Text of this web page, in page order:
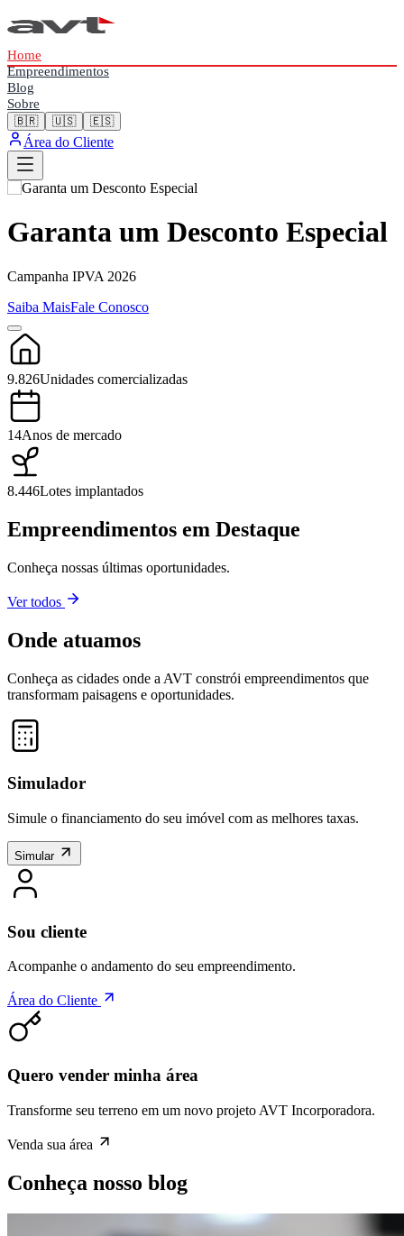
Home
Empreendimentos
Blog
Sobre
🇧🇷 🇺🇸 🇪🇸
Área do Cliente
Garanta um Desconto Especial
Campanha IPVA 2026
Saiba MaisFale Conosco
9.826Unidades comercializadas
14Anos de mercado
8.446Lotes implantados
Empreendimentos em Destaque
Conheça nossas últimas oportunidades.
Ver todos
Onde atuamos
Conheça as cidades onde a AVT constrói empreendimentos que
transformam paisagens e oportunidades.
+
Simulador
Simule o financiamento do seu imóvel com as melhores taxas.
Simular
Sou cliente
Acompanhe o andamento do seu empreendimento.
Área do Cliente
Quero vender minha área
Transforme seu terreno em um novo projeto AVT Incorporadora.
Venda sua área
Conheça nosso blog